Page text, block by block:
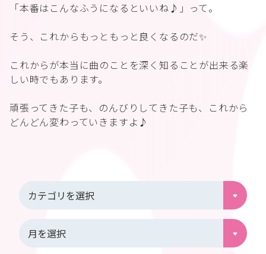
「本番はこんなふうになるといいね♪」って。
そう、これからもっともっと良くなるのだ✨
これからが本当に曲のことを深く知ることが出来る楽
しい時でもあります。
頑張ってきた子も、のんびりしてきた子も、これから
どんどん変わっていきますよ♪